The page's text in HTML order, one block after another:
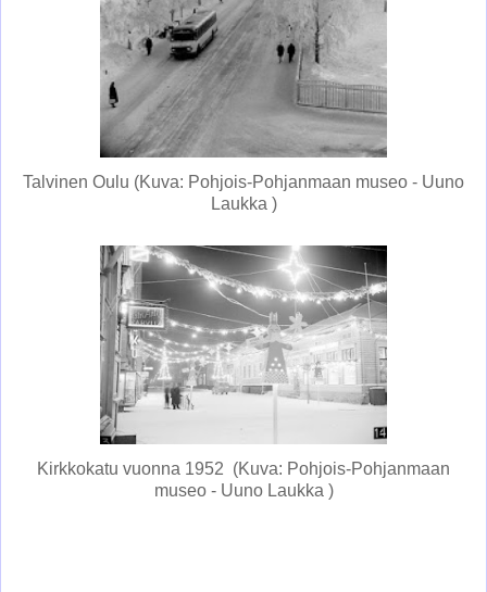
Talvinen Oulu (Kuva: Pohjois-Pohjanmaan museo - Uuno
Laukka )
Kirkkokatu vuonna 1952 (Kuva: Pohjois-Pohjanmaan
museo - Uuno Laukka )